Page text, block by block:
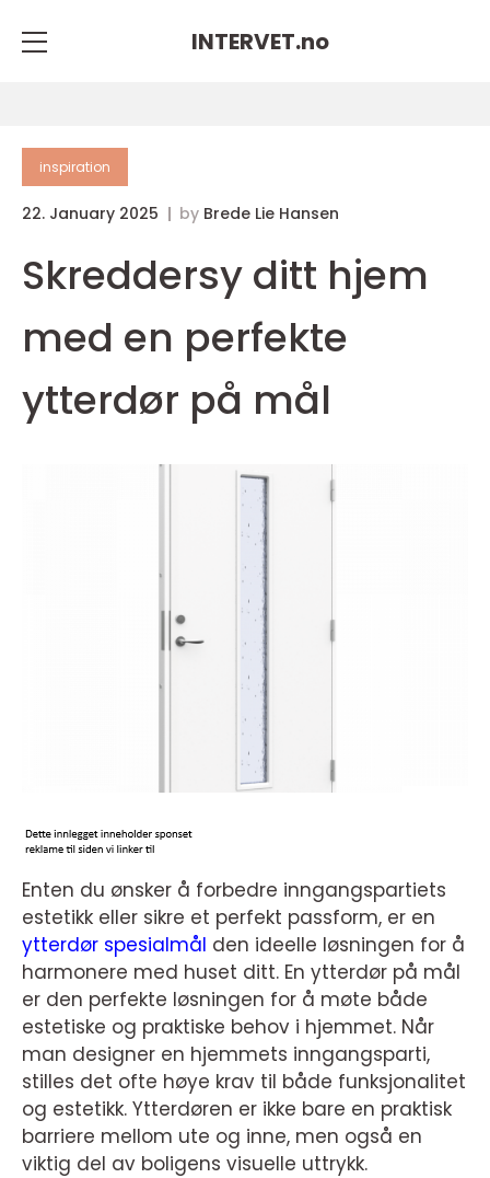
INTERVET.no
inspiration
22. January 2025 by Brede Lie Hansen
Skreddersy ditt hjem
med en perfekte
ytterdør på mål
Enten du ønsker å forbedre inngangspartiets
estetikk eller sikre et perfekt passform, er en
ytterdør spesialmål den ideelle løsningen for å
harmonere med huset ditt. En ytterdør på mål
er den perfekte løsningen for å møte både
estetiske og praktiske behov i hjemmet. Når
man designer en hjemmets inngangsparti,
stilles det ofte høye krav til både funksjonalitet
og estetikk. Ytterdøren er ikke bare en praktisk
barriere mellom ute og inne, men også en
viktig del av boligens visuelle uttrykk.